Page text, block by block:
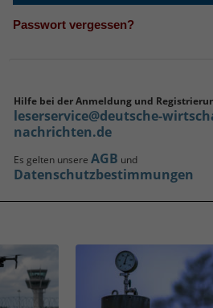
Passwort vergessen?
Hilfe bei der Anmeldung und
leserservice@deutsche-
nachrichten.de
Es gelten unsere AGB und
Datenschutzbestimmungen